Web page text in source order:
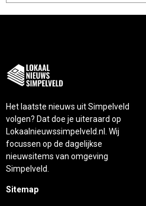
Het laatste nieuws uit Simpelveld
volgen? Dat doe je uiteraard op
Lokaalnieuwssimpelveld.nl. Wij
focussen op de dagelijkse
nieuwsitems van omgeving
Simpelveld.
Sitemap